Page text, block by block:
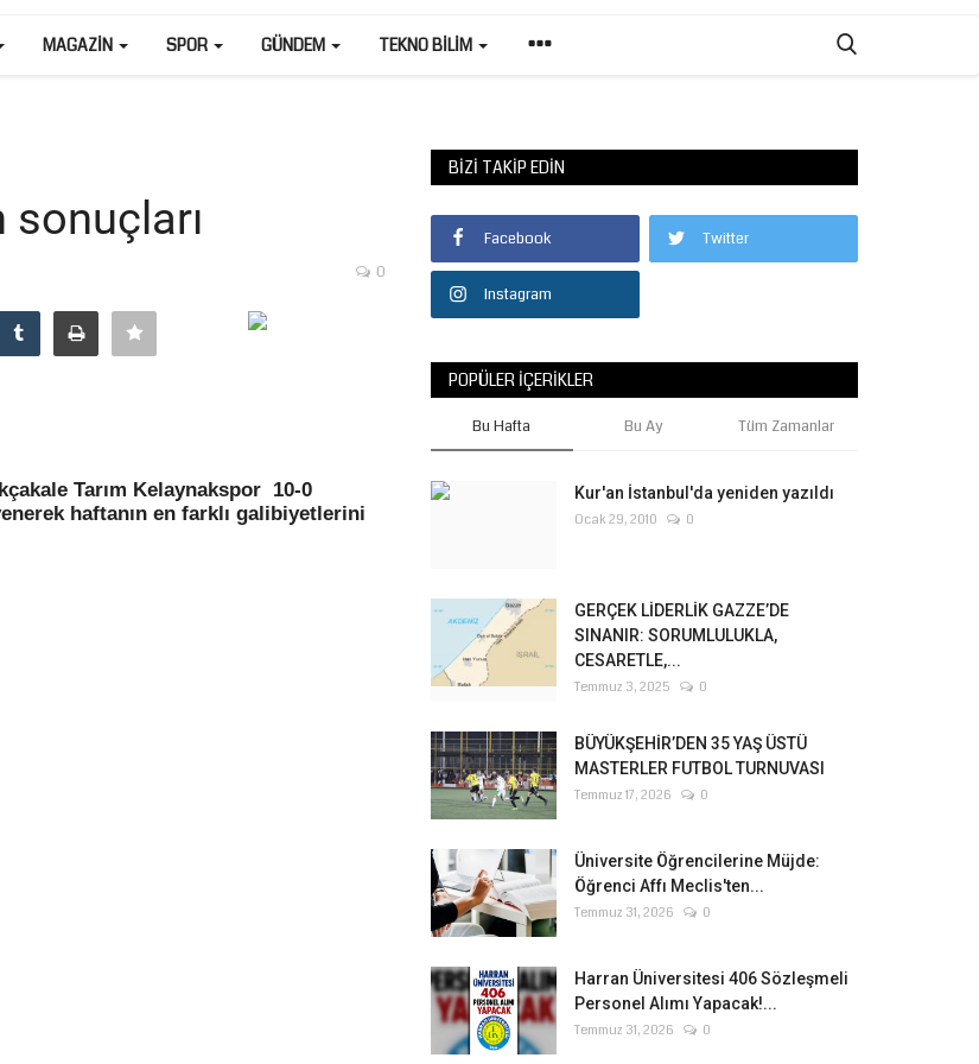
MAGAZIN SPOR GÜNDEM TEKNO BILIM
0
Tarım Kelaynakspor 10-0
haftanın en farklı galibiyetlerini
BIZI TAKIP EDIN
Facebook Twitter
Instagram
POPÜLER İÇERIKLER
Bu Hafta Bu Ay Tüm Zamanlar
Kur'an İstanbul'da yeniden yazıldı
Ocak 29, 2010 0
GERÇEK LİDERLİK GAZZE’DE
SINANIR: SORUMLULUKLA,
CESARETLE,...
Temmuz 3, 2025 0
BÜYÜKŞEHİR’DEN 35 YAŞ ÜSTÜ
MASTERLER FUTBOL TURNUVASI
Temmuz 17, 2026 0
Üniversite Öğrencilerine Müjde:
Öğrenci Affı Meclis'ten...
Temmuz 31, 2026 0
Harran Üniversitesi 406 Sözleşmeli
Personel Alımı Yapacak!...
Temmuz 31, 2026 0